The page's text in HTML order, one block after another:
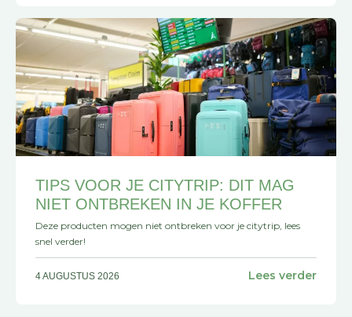
TIPS VOOR JE CITYTRIP: DIT MAG
NIET ONTBREKEN IN JE KOFFER
Deze producten mogen niet ontbreken voor je citytrip, lees
snel verder!
4 AUGUSTUS 2026 Lees verder